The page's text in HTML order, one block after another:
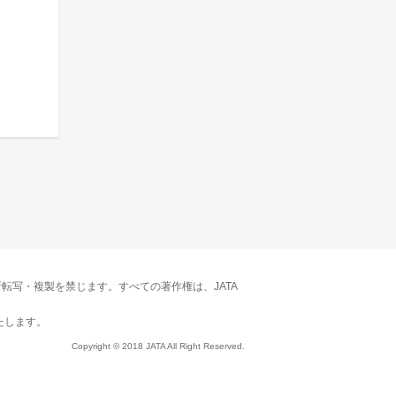
写・複製を禁じます。すべての著作権は、JATA
ます。
Copyright © 2018 JATA All Right Reserved.